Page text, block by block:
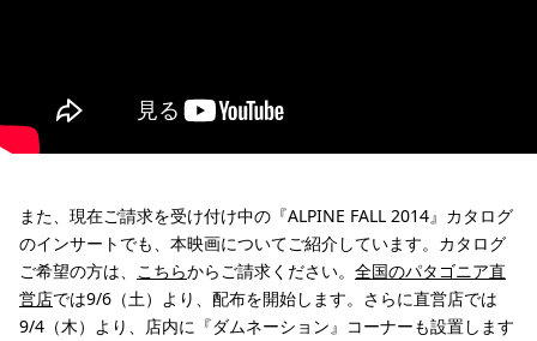
また、現在ご請求を受け付け中の『ALPINE FALL 2014』カタログ
のインサートでも、本映画についてご紹介しています。カタログ
ご希望の方は、 こちらからご請求ください。 全国のパタゴニア直
営店では9/6（土）より、配布を開始します。さらに直営店では
9/4（木）より、店内に『ダムネーション』コーナーも設置します